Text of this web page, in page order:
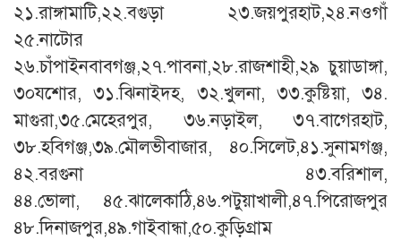
২১.রাঙ্গামাটি,২২.বগুড়া ২৩.জয়পুরহাট,২৪.নওগাঁ
২৫.নাটোর
২৬.চাঁপাইনবাবগঞ্জ,২৭.পাবনা,২৮.রাজশাহী,২৯ চুয়াডাঙ্গা,
৩০যশোর, ৩১.ঝিনাইদহ, ৩২.খুলনা, ৩৩.কুষ্টিয়া, ৩৪.
মাগুরা,৩৫.মেহেরপুর, ৩৬.নড়াইল, ৩৭.বাগেরহাট,
৩৮.হবিগঞ্জ,৩৯.মৌলভীবাজার, ৪০.সিলেট,৪১.সুনামগঞ্জ,
৪২.বরগুনা ৪৩.বরিশাল,
৪৪.ভোলা, ৪৫.ঝালেকাঠি,৪৬.পটুয়াখালী,৪৭.পিরোজপুর
৪৮.দিনাজপুর,৪৯.গাইবান্ধা,৫০.কুড়িগ্রাম